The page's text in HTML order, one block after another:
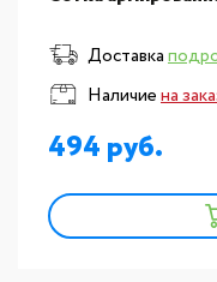
Доставка
Наличиена
494